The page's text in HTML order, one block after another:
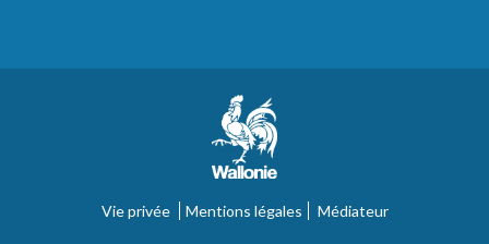
Vie privée Mentions légales Médiateur